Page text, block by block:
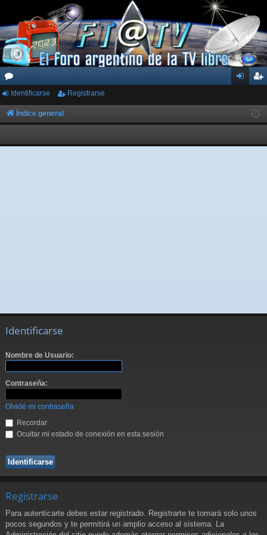
or
os
ar
ist
rs
Identificarse Registrarse
Índice general
Identificarse
Nombre de Usuario:
Contraseña:
Olvidé mi contraseña
Recordar
Ocultar mi estado de conexión en esta sesión
Registrarse
Para autenticarte debes estar registrado. Registrarte te tomará solo unos
pocos segundos y te permitirá un amplio acceso al sistema. La